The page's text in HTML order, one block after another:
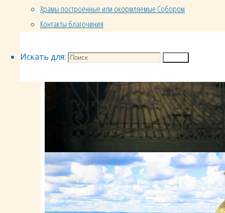
Храмы построенные или окормляемые Собором
Контакты благочиния
Искать для: